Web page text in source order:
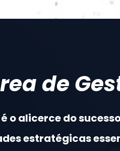
de
o alicerce do
estratégicas